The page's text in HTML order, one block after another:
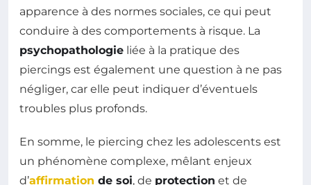
apparence à des normes sociales, ce qui peut
conduire à des comportements à risque. La
psychopathologie liée à la pratique des
piercings est également une question à ne pas
négliger, car elle peut indiquer d’éventuels
troubles plus profonds.
En somme, le piercing chez les adolescents est
un phénomène complexe, mêlant enjeux
d’affirmation de soi, de protection et de